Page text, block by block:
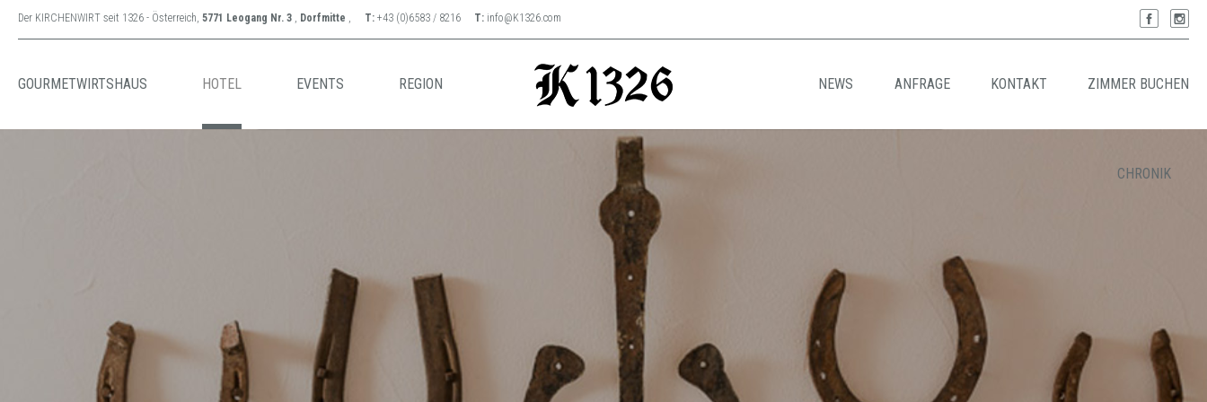
Der KIRCHENWIRT seit 1326 - Österreich, 5771 Leogang Nr. 3 , Dorfmitte , T: +43 (0)6583 / 8216 T: info@K1326.com
GOURMETWIRTSHAUS HOTEL EVENTS REGION ZIMMER BUCHEN
KONTAKT
ANFRAGE
NEWS
CHRONIK